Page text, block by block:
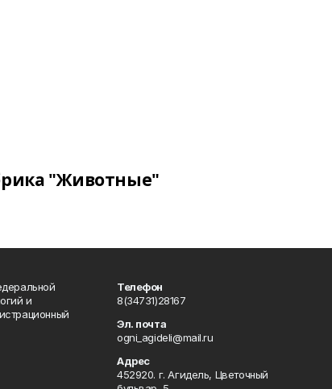
"Животные"
и
Телефон
8(34731)28167
Эл. почта
ogni_agideli@mail.ru
Адрес
452920. г. Агидель, Цветочный